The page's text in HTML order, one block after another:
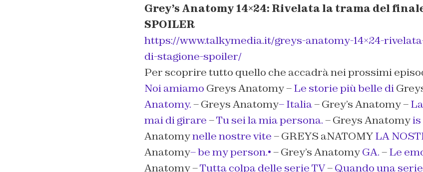
Grey’s Anatomy 14×24: Rivelata la trama del
SPOILER
https://www.talkymedia.it/greys-anatomy-14×24-
di-stagione-spoiler/
Per scoprire tutto quello che accadrà nei prossimi
Noi amiamo Greys Anatomy –Le storie più belle di
Anatomy.– Greys Anatomy– Italia– Grey’s Anatomy –
mai di girare–Tu sei la mia persona.– Greys Anatomyis
Anatomynelle nostre vite– GREYS aNATOMYLA
Anatomy– be my person.•– Grey’s AnatomyGA.–Le
Anatomy –Tutta colpa delle serie TV–Quando una